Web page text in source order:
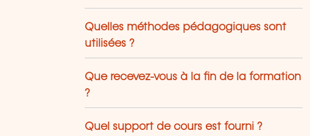
Quelles méthodes pédagogiques sont
utilisées ?
Que recevez-vous à la fin de la formation
?
Quel support de cours est fourni ?